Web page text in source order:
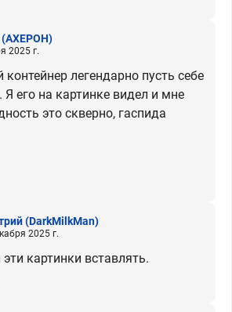
(АХЕРОН)
2025 г.
легендарно пусть себе
Я его на картинке видел и мне
это скверно, гаспида
(DarkMilkMan)
2025 г.
картинки вставлять.